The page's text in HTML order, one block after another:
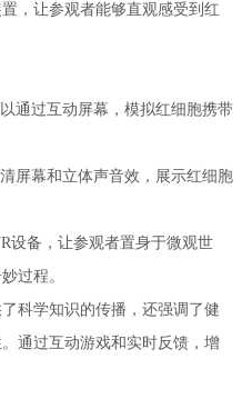
，让参观者能够直观感受到红
通过互动屏幕，模拟红细胞携带
屏幕和立体声音效，展示红细胞
设备，让参观者置身于微观世
过程。
科学知识的传播，还强调了健
通过互动游戏和实时反馈，增